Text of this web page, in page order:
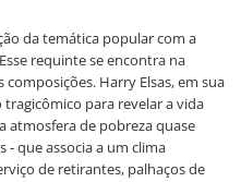
da temática popular com a
requinte se encontra na
Harry Elsas, em sua
para revelar a vida
atmosfera de pobreza quase
- que associa a um clima
de retirantes, palhaços de